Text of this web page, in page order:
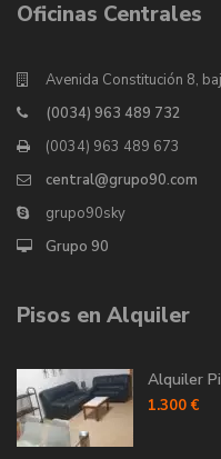
Oficinas Centrales
Avenida Constitución 8,
(0034) 963 489 732
(0034) 963 489 673
central@grupo90.com
grupo90sky
Grupo 90
Pisos en Alquiler
Alquiler
1.300 €